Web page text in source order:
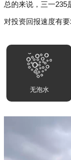
总的来说，三一235
对投资回报速度有
无泡水